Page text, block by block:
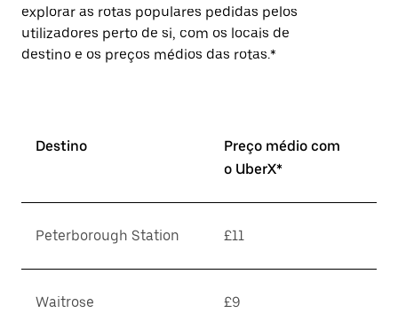
explorar as rotas populares pedidas pelos
utilizadores perto de si, com os locais de
destino e os preços médios das rotas.*
Destino
Preço médio com
o UberX*
Peterborough Station £11
Waitrose £9